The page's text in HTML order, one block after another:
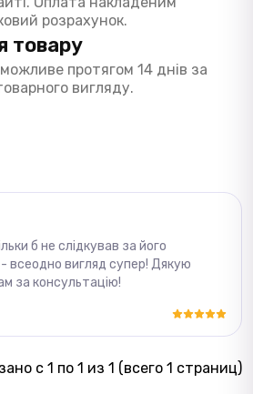
розрахунок.
товару
протягом 14 днів за
вигляду.
б не слідкував за його
всеодно вигляд супер! Дякую
за консультацію!
с 1 по 1 из 1 (всего 1 страниц)